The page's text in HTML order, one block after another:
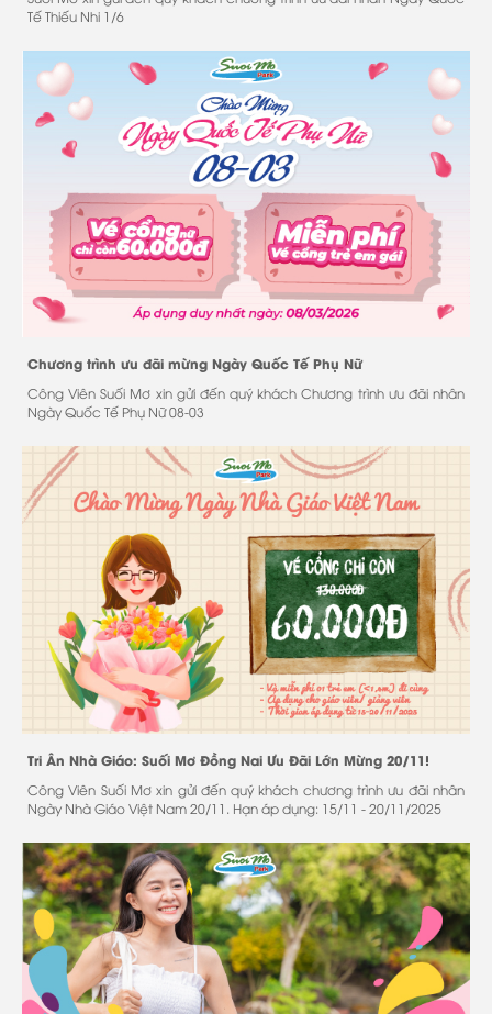
Tế Thiếu Nhi 1/6
Chương trình ưu đãi mừng Ngày Quốc Tế Phụ Nữ
Công Viên Suối Mơ xin gửi đến quý khách Chương trình ưu đãi nhân
Ngày Quốc Tế Phụ Nữ 08-03
Tri Ân Nhà Giáo: Suối Mơ Đồng Nai Ưu Đãi Lớn Mừng 20/11!
Công Viên Suối Mơ xin gửi đến quý khách chương trình ưu đãi nhân
Ngày Nhà Giáo Việt Nam 20/11. Hạn áp dụng: 15/11 - 20/11/2025